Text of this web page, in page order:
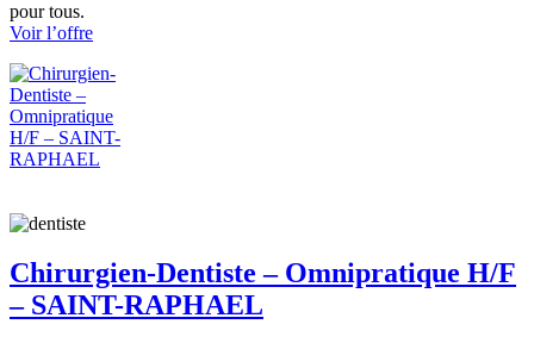
pour tous.
Voir l’offre:
Dentiste
Omnipratique
H/F
–
Chirurgien-Dentiste – Omnipratique H/F
– SAINT-RAPHAEL